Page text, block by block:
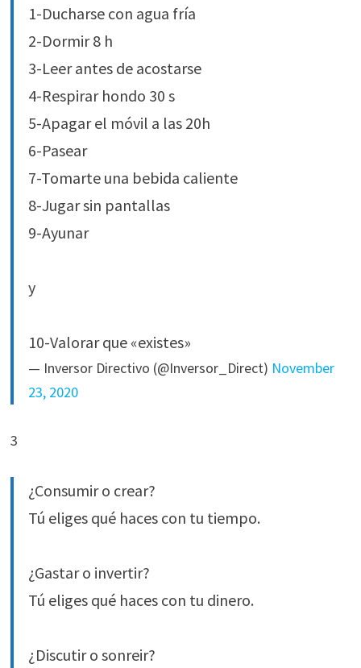
1-Ducharse con agua fría
2-Dormir 8 h
3-Leer antes de acostarse
4-Respirar hondo 30 s
5-Apagar el móvil a las 20h
6-Pasear
7-Tomarte una bebida caliente
8-Jugar sin pantallas
9-Ayunar
y
10-Valorar que «existes»
— Inversor Directivo (@Inversor_Direct) November
23, 2020
3
¿Consumir o crear?
Tú eliges qué haces con tu tiempo.
¿Gastar o invertir?
Tú eliges qué haces con tu dinero.
¿Discutir o sonreir?